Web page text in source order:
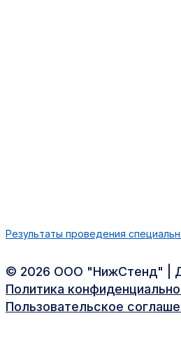
Результаты проведения
©️ 2026 ООО "НижСтенд" |
Политика
Пользовательское